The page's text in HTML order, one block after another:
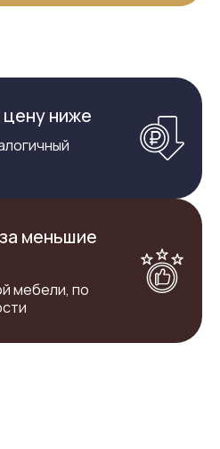
ниже
меньшие
мебели, по